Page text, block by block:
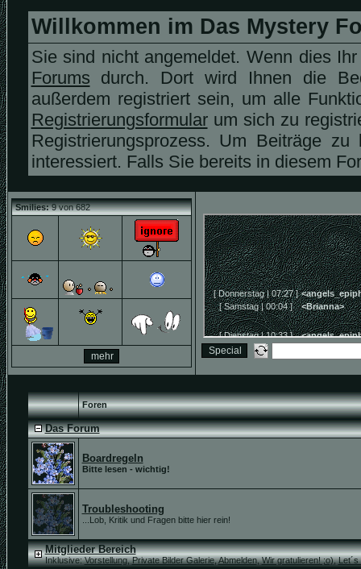
Willkommen im Das Mystery
Sie sind nicht angemeldet. Wenn dies
Forums durch. Dort wird Ihnen die
außerdem registriert sein, um alle
Registrierungsformularum sich zu
Registrierungsprozess. Um Beiträge
interessiert. Falls Sie bereits in diesem
Smilies:9 von 682
Foren
Das Forum
Boardregeln
Bitte lesen - wichtig!
Troubleshooting
...Lob, Kritik und Fragen bitte hier rein!
Mitglieder Bereich
Inklusive:Vorstellung,Private Bilder Galerie,Abmelden,Wir gratulieren! ;o),Let´s